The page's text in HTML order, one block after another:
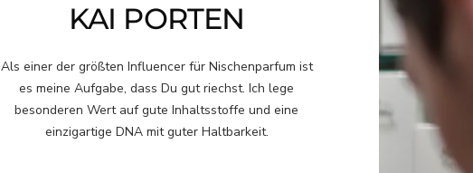
KAI PORTEN
Als einer der größten Influencer für Nischenparfum ist
es meine Aufgabe, dass Du gut riechst. Ich lege
besonderen Wert auf gute Inhaltsstoffe und eine
einzigartige DNA mit guter Haltbarkeit.